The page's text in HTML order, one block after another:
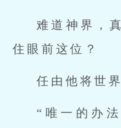
难道神界，
住眼前这位？
任由他将世
“唯一的办